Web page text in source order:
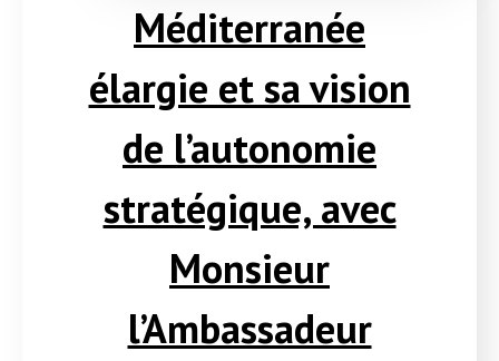
Méditerranée
élargie et sa vision
de l’autonomie
stratégique, avec
Monsieur
l’Ambassadeur